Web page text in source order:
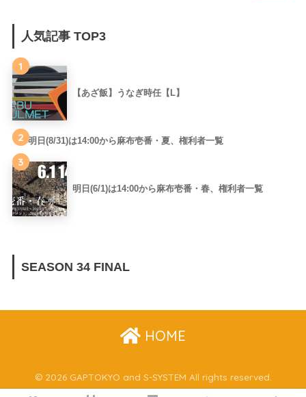
人気記事 TOP3
1
【あざ飯】うなぎ時任【L】
2 明日(8/31)は14:00から麻布壱番・夏、権利者一覧
3
明日(6/1)は14:00から麻布壱番・春、権利者一覧
SEASON 34 FINAL
HOME
© 2026 GAPTOKYO and S-SYSTEM All rights reserved.